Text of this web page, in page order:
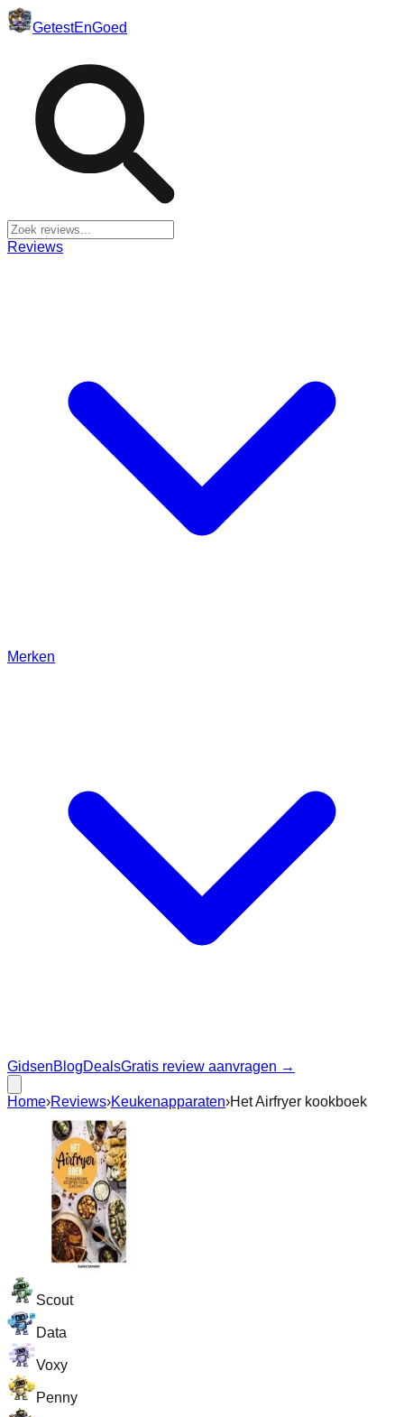
GetestEnGoed
Reviews
Merken
GidsenBlogDealsGratis review aanvragen →
Home›Reviews›Keukenapparaten›Het Airfryer kookboek
Scout
Data
Voxy
Penny